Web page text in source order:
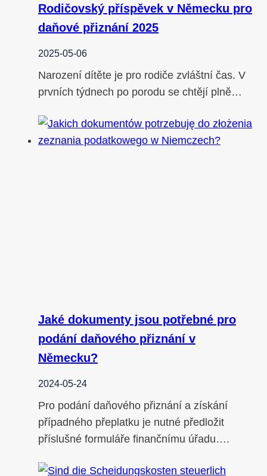
Rodičovský příspěvek v Německu pro
daňové přiznání 2025
2025-05-06
Narození dítěte je pro rodiče zvláštní čas. V
prvních týdnech po porodu se chtějí plně…
Jaké dokumenty jsou potřebné pro
podání daňového přiznání v
Německu?
2024-05-24
Pro podání daňového přiznání a získání
případného přeplatku je nutné předložit
příslušné formuláře finančnímu úřadu….